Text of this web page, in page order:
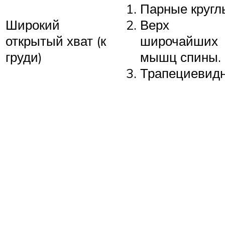
Широкий
открытый хват (к
груди)
Парные
Верх
широчайших
мышц спины.